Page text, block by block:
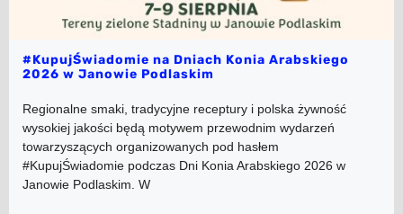
#KupujŚwiadomie na Dniach Konia Arabskiego
2026 w Janowie Podlaskim
Regionalne smaki, tradycyjne receptury i polska żywność
wysokiej jakości będą motywem przewodnim wydarzeń
towarzyszących organizowanych pod hasłem
#KupujŚwiadomie podczas Dni Konia Arabskiego 2026 w
Janowie Podlaskim. W